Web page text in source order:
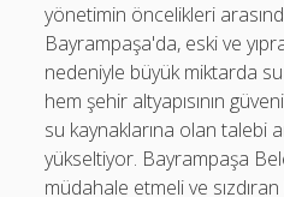
yönetimin öncelikleri
Bayrampaşa'da, eski ve
nedeniyle büyük miktarda su
hem şehir altyapısının
su kaynaklarına olan talebi
yükseltiyor. Bayrampaşa
müdahale etmeli ve